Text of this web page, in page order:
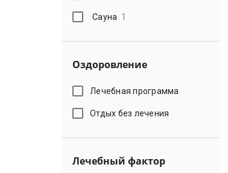
Сауна 1
Оздоровление
Лечебная программа
Отдых без лечения
Лечебный фактор